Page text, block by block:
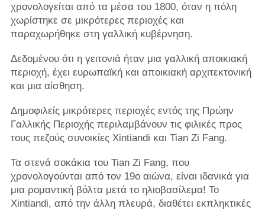
χρονολογείται από τα μέσα του 1800, όταν η πόλη
χωρίστηκε σε μικρότερες περιοχές και
παραχωρήθηκε στη γαλλική κυβέρνηση.
Δεδομένου ότι η γειτονιά ήταν μια γαλλική αποικιακή
περιοχή, έχει ευρωπαϊκή και αποικιακή αρχιτεκτονική
και μια αίσθηση.
Δημοφιλείς μικρότερες περιοχές εντός της Πρώην
Γαλλικής Περιοχής περιλαμβάνουν τις φιλικές προς
τους πεζούς συνοικίες Xintiandi και Tian Zi Fang.
Τα στενά σοκάκια του Tian Zi Fang, που
χρονολογούνται από τον 19ο αιώνα, είναι ιδανικά για
μια ρομαντική βόλτα μετά το ηλιοβασίλεμα! Το
Xintiandi, από την άλλη πλευρά, διαθέτει εκπληκτικές